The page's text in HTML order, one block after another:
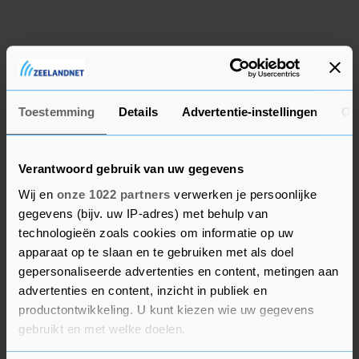
Toestemming Details Advertentie-instellingen
Verantwoord gebruik van uw gegevens
Wij en onze 1022 partners verwerken je persoonlijke
gegevens (bijv. uw IP-adres) met behulp van
technologieën zoals cookies om informatie op uw
apparaat op te slaan en te gebruiken met als doel
gepersonaliseerde advertenties en content, metingen aan
advertenties en content, inzicht in publiek en
productontwikkeling. U kunt kiezen wie uw gegevens
gebruikt en met welke doelen.
Aagtekerke eergisteren
2 Leuke stoelen (in goede nette
€ 50,-
Ikea bed 90 x 200 (in goede nette
staat )
€ 50,-
Aagtekerke eergisteren
BEKIJK MEER ADVERTENTIES
Vergelijkbare advertenties